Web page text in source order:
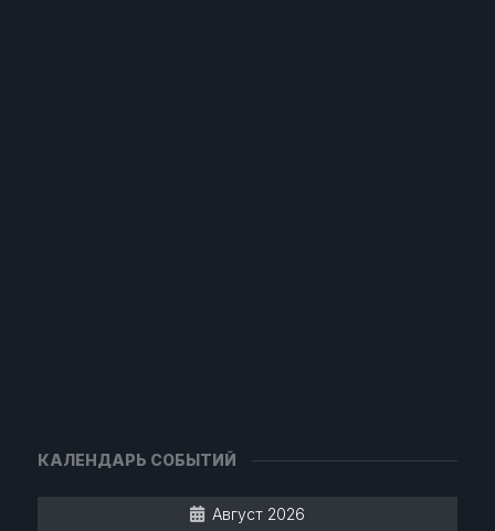
КАЛЕНДАРЬ СОБЫТИЙ
Август 2026